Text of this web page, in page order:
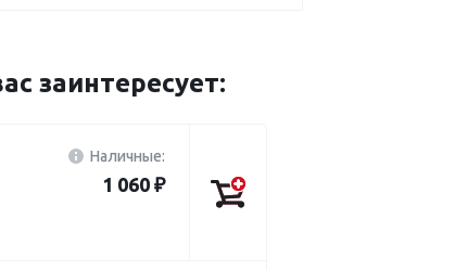
заинтересует:
Наличные:
1 060 ₽